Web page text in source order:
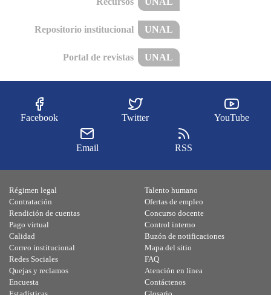
Repositorio institucional UNAL
Portal de revistas UNAL
Facebook Twitter YouTube
Email RSS
Régimen legal
Contratación
Rendición de cuentas
Pago virtual
Calidad
Talento humano
Ofertas de empleo
Concurso docente
Control interno
Buzón de notificaciones
Correo institucional
Redes Sociales
Quejas y reclamos
Encuesta
Mapa del sitio
FAQ
Atención en línea
Contáctenos